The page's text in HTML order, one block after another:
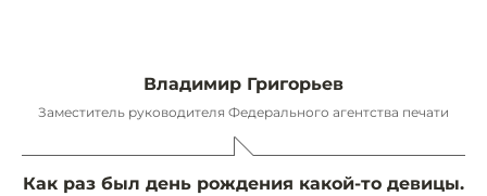
Владимир Григорьев
Заместитель руководителя Федерального агентства печати
Как раз был день рождения какой-то девицы.